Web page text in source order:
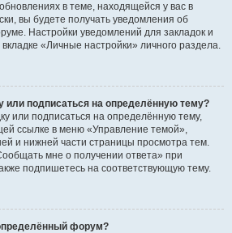
в теме, находящейся у вас в
вы будете получать уведомления об
Настройки уведомлений для закладок и
«Личные настройки» личного раздела.
или подписаться на определённую тему?
или подписаться на определённую тему,
ссылке в меню «Управление темой»,
и нижней части страницы просмотра тем.
мне о получении ответа» при
подпишетесь на соответствующую тему.
форум?